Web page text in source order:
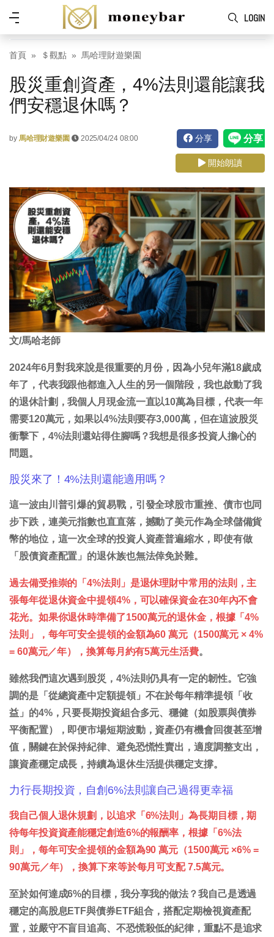
Skip to main content
LOGIN
功
能
表
首頁 ＄觀點 馬哈理財遊樂園
股災重創資產，4%法則還能讓我
們安穩退休嗎？
by 馬哈理財遊樂園 2025/04/24 08:00 分享
開始朗讀
文/馬哈老師
2024年6月對我來說是很重要的月份，因為小兒年滿18歲成
年了，代表我跟他都進入人生的另一個階段，我也啟動了我
的退休計劃，我個人月現金流一直以10萬為目標，代表一年
需要120萬元，如果以4%法則要存3,000萬，但在這波股災
衝擊下，4%法則還站得住腳嗎？我想是很多投資人擔心的
問題。
股災來了！4%法則還能適用嗎？
這一波由川普引爆的貿易戰，引發全球股市重挫、債市也同
步下跌，連美元指數也直直落，撼動了美元作為全球儲備貨
幣的地位，這一次全球的投資人資產普遍縮水，即使有做
「股債資產配置」的退休族也無法倖免於難。
過去備受推崇的「4%法則」是退休理財中常用的法則，主
張每年從退休資金中提領4%，可以確保資金在30年內不會
花光。如果你退休時準備了1500萬元的退休金，根據「4%
法則」，每年可安全提領的金額為60 萬元（1500萬元 × 4%
= 60萬元／年），換算每月約有5萬元生活費。
雖然我們這次遇到股災，4%法則仍具有一定的韌性。它強
調的是「從總資產中定額提領」不在於每年精準提領「收
益」的4%，只要長期投資組合多元、穩健（如股票與債券
平衡配置），即便市場短期波動，資產仍有機會回復甚至增
值，關鍵在於保持紀律、避免恐慌性賣出，適度調整支出，
讓資產穩定成長，持續為退休生活提供穩定支撐。
力行長期投資，自創6%法則讓自己過得更幸福
我自己個人退休規劃，以追求「6%法則」為長期目標，期
待每年投資資產能穩定創造6%的報酬率，根據「6%法
則」，每年可安全提領的金額為90 萬元（1500萬元 ×6% =
90萬元／年），換算下來等於每月可支配 7.5萬元。
至於如何達成6%的目標，我分享我的做法？我自己是透過
穩定的高股息ETF與債券ETF組合，搭配定期檢視資產配
置，並嚴守不盲目追高、不恐慌殺低的紀律，重點不是追求